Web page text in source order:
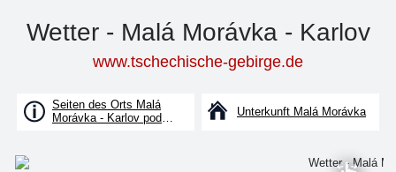
Wetter - Malá Morávka - Karlov
www.tschechische-gebirge.de
Seiten des Orts Malá
Morávka - Karlov pod
Unterkunft Malá Morávka